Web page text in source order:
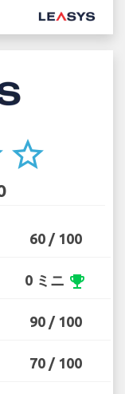
star_border
60 / 100
0 ミニ emoji_events
90 / 100
70 / 100